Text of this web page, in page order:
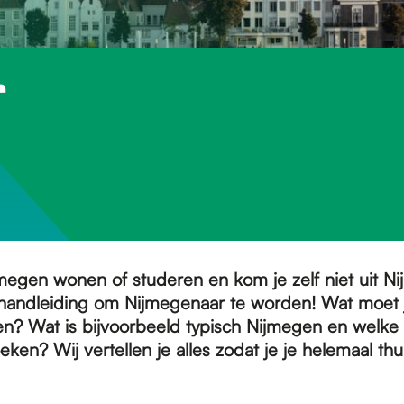
wonen of studeren en kom je zelf niet uit
om Nijmegenaar te worden! Wat moet
Wat is bijvoorbeeld typisch Nijmegen en
Wij vertellen je alles zodat je je helemaal